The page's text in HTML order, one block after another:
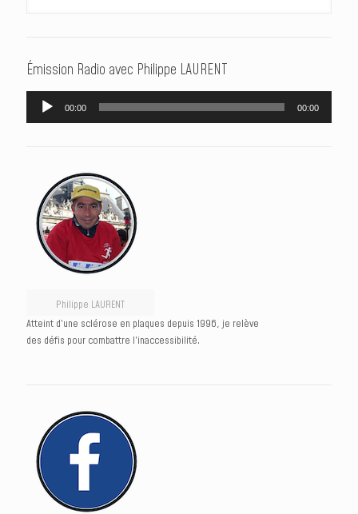
Émission Radio avec Philippe LAURENT
Lecteur
audio
00:00 00:00
Philippe LAURENT
Atteint d’une sclérose en plaques depuis 1996, je relève
des défis pour combattre l’inaccessibilité.